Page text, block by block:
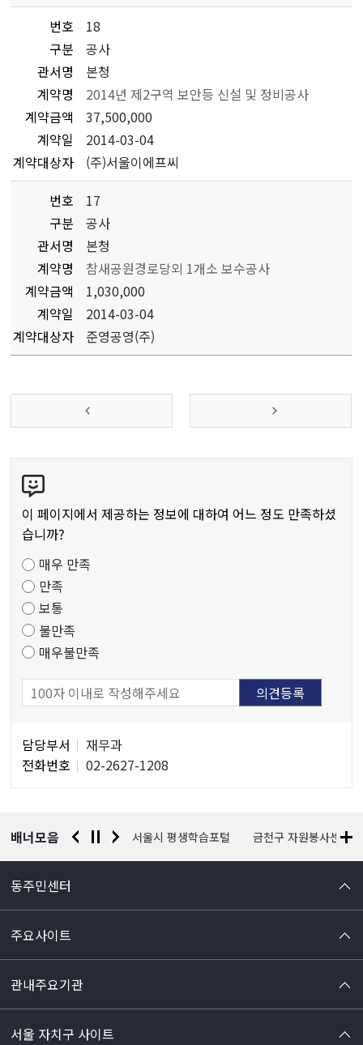
번호
18
구분
공사
관서명
본청
계약명
2014년 제2구역 보안등 신설 및 정비공사
계약금액
37,500,000
계약일
2014-03-04
계약대상자
(주)서울이에프씨
번호
17
구분
공사
관서명
본청
계약명
참새공원경로당외 1개소 보수공사
계약금액
1,030,000
계약일
2014-03-04
계약대상자
준영공영(주)
텐
츠
만
도
조
사
이 페이지에서 제공하는 정보에 대하여 어느 정도 만족하셨
습니까?
매우 만족
만족
보통
불만족
매우불만족
당
자
담당부서
재무과
전화번호
02-2627-1208
배너모음
찰청 유실물 통합포털 서울시 평생학습포털 금천구 자원봉사센터
동주민센터
주요사이트
관내주요기관
서울 자치구 사이트